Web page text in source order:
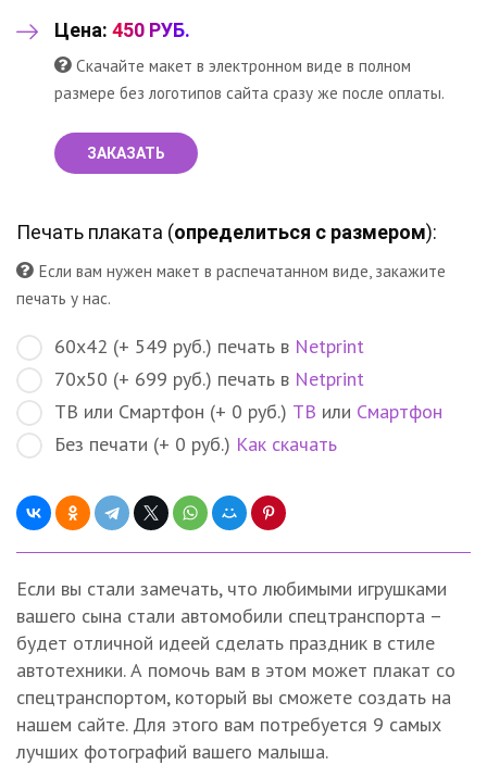
Цена: 450 РУБ.
Скачайте макет в электронном виде в полном
размере без логотипов сайта сразу же после оплаты.
ЗАКАЗАТЬ
Печать плаката (определиться с размером):
Если вам нужен макет в распечатанном виде, закажите
печать у нас.
60х42 (+ 549 руб.) печать в Netprint
70х50 (+ 699 руб.) печать в Netprint
ТВ или Смартфон (+ 0 руб.) ТВ или Смартфон
Без печати (+ 0 руб.) Как скачать
Если вы стали замечать, что любимыми игрушками
вашего сына стали автомобили спецтранспорта –
будет отличной идеей сделать праздник в стиле
автотехники. А помочь вам в этом может плакат со
спецтранспортом, который вы сможете создать на
нашем сайте. Для этого вам потребуется 9 самых
лучших фотографий вашего малыша.